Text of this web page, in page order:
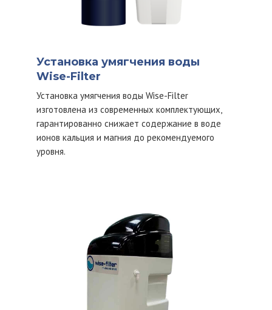
Установка умягчения воды
Wise-Filter
Установка умягчения воды Wise-Filter
изготовлена из современных комплектующих,
гарантированно снижает содержание в воде
ионов кальция и магния до рекомендуемого
уровня.